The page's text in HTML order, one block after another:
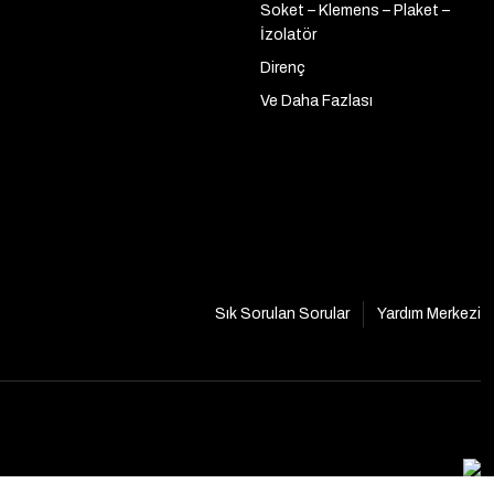
Soket – Klemens – Plaket –
İzolatör
Direnç
Ve Daha Fazlası
Sık Sorulan Sorular
Yardım Merkezi